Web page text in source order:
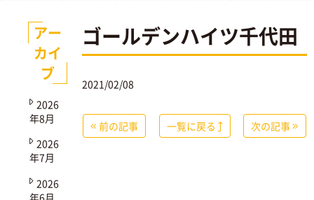
ゴールデンハイツ千代田
2021/02/08
前の記事 次の記事
一覧に戻る
アー
カイ
ブ
2026
年8月
2026
年7月
2026